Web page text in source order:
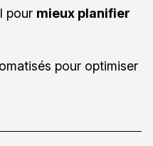
pour mieux planifier
pour optimiser